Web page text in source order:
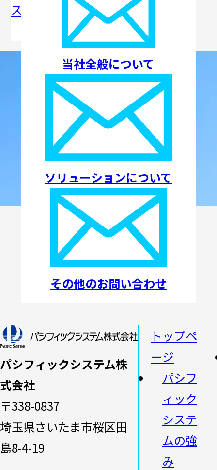
ス
ナビリ ベント
当社全般について
ソリューションについて
その他のお問い合わせ
パシフィックシステム株
式会社
〒338-0837
埼玉県さいたま市桜区田
島8-4-19
トップペ
ージ
パシフ
ィック
システ
ムの強
み